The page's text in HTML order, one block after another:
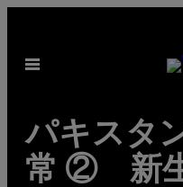
content
Open
パキスタ
常 ② 新